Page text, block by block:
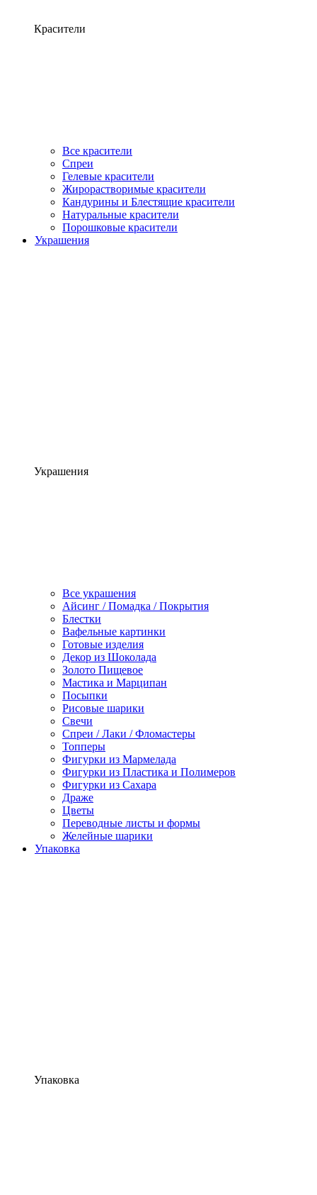
Красители
Все красители
Спреи
Гелевые красители
Жирорастворимые красители
Кандурины и Блестящие красители
Натуральные красители
Порошковые красители
Украшения
Украшения
Все украшения
Айсинг / Помадка / Покрытия
Блестки
Вафельные картинки
Готовые изделия
Декор из Шоколада
Золото Пищевое
Мастика и Марципан
Посыпки
Рисовые шарики
Свечи
Спреи / Лаки / Фломастеры
Топперы
Фигурки из Мармелада
Фигурки из Пластика и Полимеров
Фигурки из Сахара
Драже
Цветы
Переводные листы и формы
Желейные шарики
Упаковка
Упаковка